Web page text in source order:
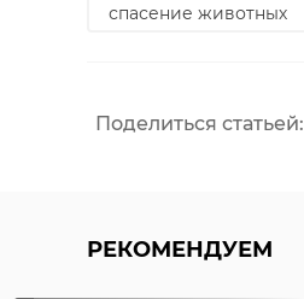
спасение животных
Поделиться статьей:
РЕКОМЕНДУЕМ